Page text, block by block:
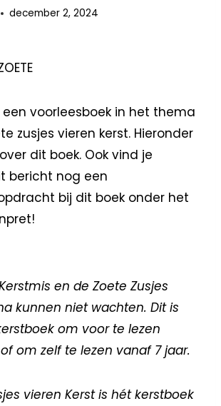
december 2, 2024
voorleesboek in het thema
zusjes vieren kerst. Hieronder
dit boek. Ook vind je
bericht nog een
bij dit boek onder het
en de Zoete Zusjes
kunnen niet wachten. Dit is
om voor te lezen
om zelf te lezen vanaf 7 jaar.
vieren Kerst is hét kerstboek